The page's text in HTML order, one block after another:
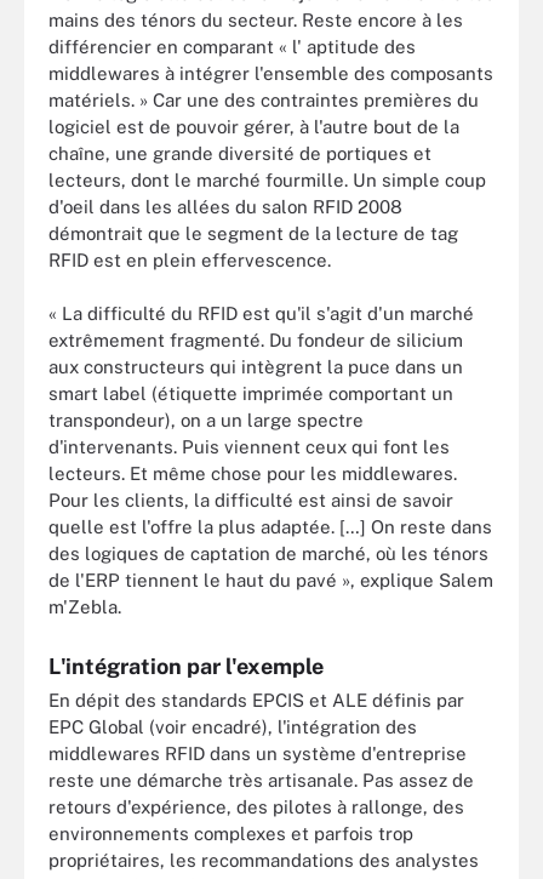
mains des ténors du secteur. Reste encore à les
différencier en comparant « l' aptitude des
middlewares à intégrer l'ensemble des composants
matériels. » Car une des contraintes premières du
logiciel est de pouvoir gérer, à l'autre bout de la
chaîne, une grande diversité de portiques et
lecteurs, dont le marché fourmille. Un simple coup
d'oeil dans les allées du salon RFID 2008
démontrait que le segment de la lecture de tag
RFID est en plein effervescence.
« La difficulté du RFID est qu'il s'agit d'un marché
extrêmement fragmenté. Du fondeur de silicium
aux constructeurs qui intègrent la puce dans un
smart label (étiquette imprimée comportant un
transpondeur), on a un large spectre
d'intervenants. Puis viennent ceux qui font les
lecteurs. Et même chose pour les middlewares.
Pour les clients, la difficulté est ainsi de savoir
quelle est l'offre la plus adaptée. […] On reste dans
des logiques de captation de marché, où les ténors
de l'ERP tiennent le haut du pavé », explique Salem
m'Zebla.
L'intégration par l'exemple
En dépit des standards EPCIS et ALE définis par
EPC Global (voir encadré), l'intégration des
middlewares RFID dans un système d'entreprise
reste une démarche très artisanale. Pas assez de
retours d'expérience, des pilotes à rallonge, des
environnements complexes et parfois trop
propriétaires, les recommandations des analystes